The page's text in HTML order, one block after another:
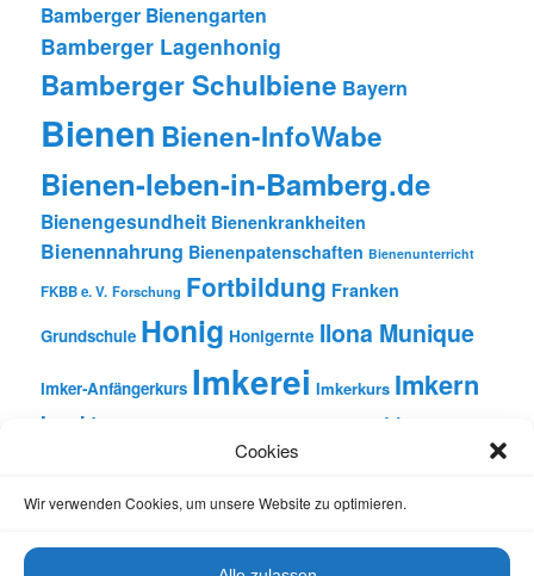
Cookies
Wir verwenden Cookies, um unsere Website zu optimieren.
Bamberger Bienengarten
Bamberger Lagenhonig
Bamberger Schulbiene Bayern
Bienen Bienen-InfoWabe
Bienen-leben-in-Bamberg.de
Bienengesundheit Bienenkrankheiten
Bienennahrung Bienenpatenschaften Bienenunterricht
FKBB e. V. Forschung Fortbildung Franken
Grundschule Honig Honigernte Ilona Munique
Imker-Anfängerkurs Imkerei Imkerkurs Imkern
Insekten Literatur
Natur Oberfranken
Schulunterricht Unterricht
Vortrag